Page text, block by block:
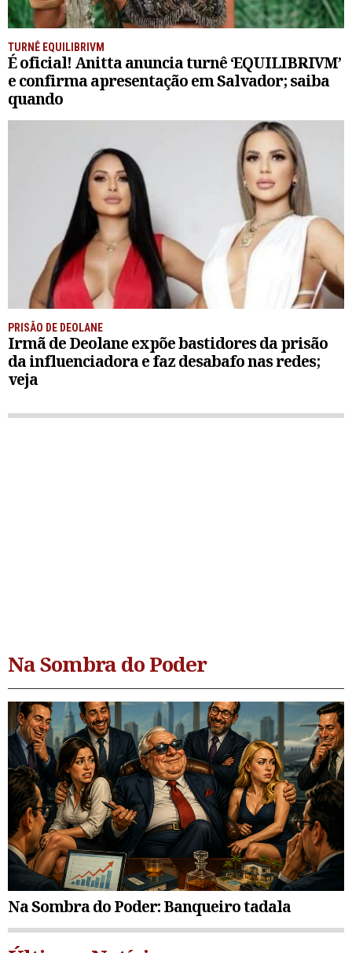
TURNÊ EQUILIBRIVM
É oficial! Anitta anuncia turnê ‘EQUILIBRIVM’
e confirma apresentação em Salvador; saiba
quando
PRISÃO DE DEOLANE
Irmã de Deolane expõe bastidores da prisão
da influenciadora e faz desabafo nas redes;
veja
Na Sombra do Poder
Na Sombra do Poder: Banqueiro tadala